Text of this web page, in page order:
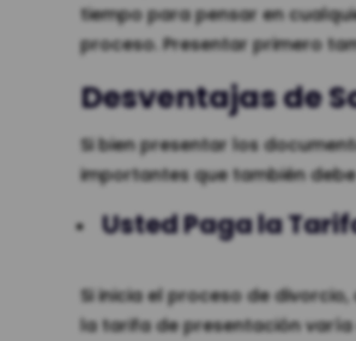
tiempo para pensar en
proceso. Presentar primero
Desventajas de
Si bien presentar los
importantes que también
Usted Paga la
Si inicia el proceso de
la tarifa de presentación varía